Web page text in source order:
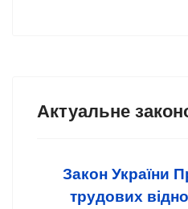
Актуальне
Закон України
трудових